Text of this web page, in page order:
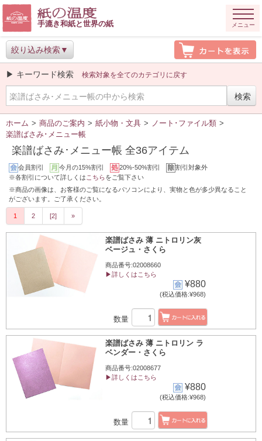
手漉き和紙と世界の紙 メニュー
絞り込み検索
▶ キーワード検索 検索対象を全てのカテゴリに戻す
ホーム > 商品のご案内 > 紙小物・文具 > ノート･ファイル類 >
楽譜ばさみ･メニュー帳
楽譜ばさみ･メニュー帳 全36アイテム
会員割引 今月の15%割引 20%-50%割引
割引対象外
※各割引について詳しくは こちらをご覧下さい
※商品の画像は、お客様のご覧になるパソコンにより、実物と色が多少異なること
がございます。ご了承ください。
1 2 [2] »
楽譜ばさみ 薄 ニトロリン灰
ベージュ・さくら
商品番号:02008660
▶詳しくはこちら
¥880
(税込価格:¥968)
数量
楽譜ばさみ 薄 ニトロリン ラ
ベンダー・さくら
商品番号:02008677
▶詳しくはこちら
¥880
(税込価格:¥968)
数量